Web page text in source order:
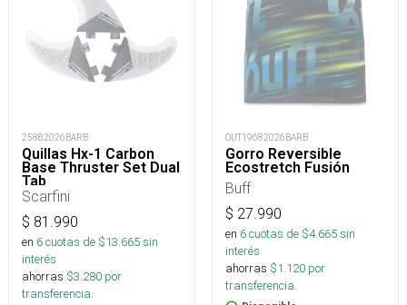
25882026BARB
Quillas Hx-1 Carbon
Base Thruster Set Dual
Tab
Scarfini
$ 81.990
en 6cuotas de $13.665sin
interés
ahorras $3.280 por
transferencia.
OUT19682026BARB
Gorro Reversible
Ecostretch Fusión
Buff
$ 27.990
en 6cuotas de $4.665sin
interés
ahorras $1.120 por
transferencia.